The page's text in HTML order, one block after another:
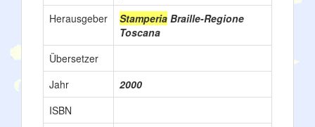
Herausgeber
Stamperia Braille-Regione
Toscana
Übersetzer
Jahr
2000
ISBN